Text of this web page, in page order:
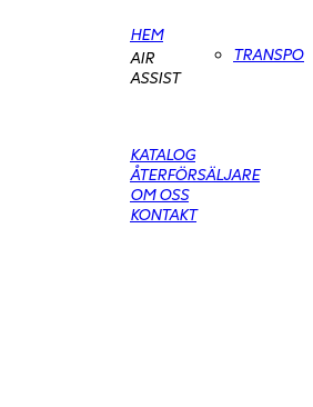
HEM
AIR
ASSIST
KATALOG
ÅTERFÖRSÄLJARE
OM OSS
KONTAKT